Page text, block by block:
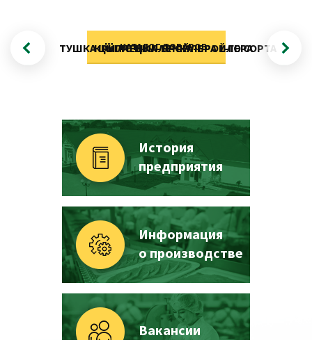
ТУШКА ЦЫПЛЕНКА-БРОЙЛЕРА 1-ГО СОРТА
КРЫЛО ЦЫПЛЕНКА-БРОЙЛЕРА
КАТАЛОГ ТОВАРОВ
История
предприятия
Информация
о производстве
Вакансии